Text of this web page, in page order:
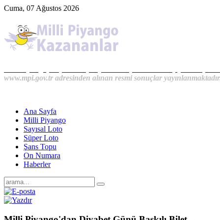
Cuma, 07 Ağustos 2026
www.mpi.gov.tr adresinden alınan resmi sonuçlar
Ana Sayfa
Milli Piyango
Sayısal Loto
Süper Loto
Şans Topu
On Numara
Haberler